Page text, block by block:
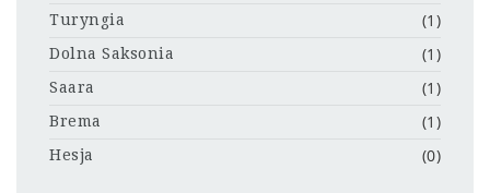
Turyngia (1)
Dolna Saksonia (1)
Saara (1)
Brema (1)
Hesja (0)